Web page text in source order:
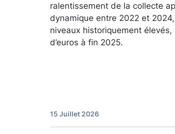
ralentissement de la collecte
dynamique entre 2022 et
niveaux historiquement
d’euros à fin 2025.
15 Juillet 2026